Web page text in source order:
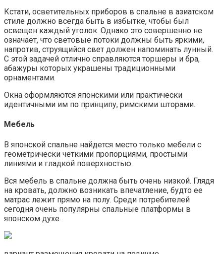
Кстати, осветительных приборов в спальне в азиатском
стиле должно всегда быть в избытке, чтобы был
освещен каждый уголок. Однако это совершенно не
означает, что световые потоки должны быть яркими,
напротив, струящийся свет должен напоминать лунный.
С этой задачей отлично справляются торшеры и бра,
абажуры которых украшены традиционными
орнаментами.
Окна оформляются японскими или практически
идентичными им по принципу, римскими шторами.
Мебель
В японской спальне найдется место только мебели с
геометрически четкими пропорциями, простыми
линиями и гладкой поверхностью.
Вся мебель в спальне должна быть очень низкой. Глядя
на кровать, должно возникать впечатление, будто ее
матрас лежит прямо на полу. Среди потребителей
сегодня очень популярны спальные платформы в
японском духе.